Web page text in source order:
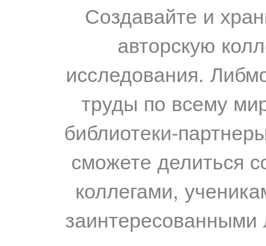
Создавайте и
авторскую
исследования.
труды по всему
библиотеки-
сможете делиться
коллегами,